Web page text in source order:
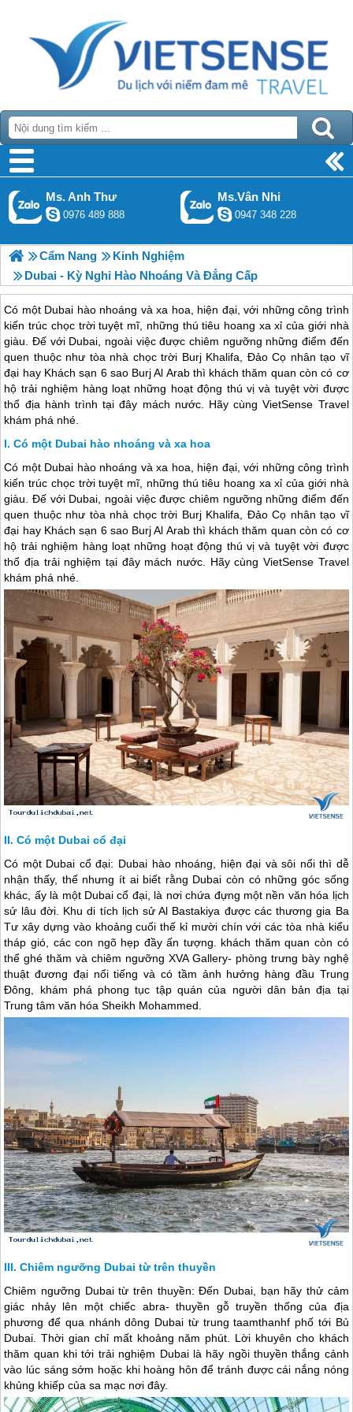
Ms. Anh Thư
0976 489 888
Ms.Vân Nhi
0947 348 228
Cẩm Nang
Kinh Nghiệm
Dubai - Kỳ Nghỉ Hào Nhoáng Và Đẳng Cấp
Có một Dubai hào nhoáng và xa hoa, hiện đại, với những công trình
kiến trúc chọc trời tuyệt mĩ, những thú tiêu hoang xa xỉ của giới nhà
giàu. Đế với Dubai, ngoài việc được chiêm ngưỡng những điểm đến
quen thuộc như tòa nhà chọc trời Burj Khalifa, Đảo Cọ nhân tạo vĩ
đại hay Khách sạn 6 sao Burj Al Arab thì khách thăm quan còn có cơ
hộ trải nghiệm hàng loạt những hoạt động thú vị và tuyệt vời được
thổ địa hành trình tại đây mách nước. Hãy cùng VietSense Travel
khám phá nhé.
Có một Dubai hào nhoáng và xa hoa
Có một Dubai hào nhoáng và xa hoa, hiện đại, với những công trình
kiến trúc chọc trời tuyệt mĩ, những thú tiêu hoang xa xỉ của giới nhà
giàu. Đế với Dubai, ngoài việc được chiêm ngưỡng những điểm đến
quen thuộc như tòa nhà chọc trời Burj Khalifa, Đảo Cọ nhân tạo vĩ
đại hay Khách sạn 6 sao Burj Al Arab thì khách thăm quan còn có cơ
hộ trải nghiệm hàng loạt những hoạt động thú vị và tuyệt vời được
thổ địa trải nghiệm tại đây mách nước. Hãy cùng VietSense Travel
khám phá nhé.
Có một Dubai cổ đại
Có một Dubai cổ đại: Dubai hào nhoáng, hiện đại và sôi nổi thì dễ
nhận thấy, thế nhưng ít ai biết rằng Dubai còn có những góc sống
khác, ấy là một Dubai cổ đại, là nơi chứa đựng một nền văn hóa lịch
sử lâu đời. Khu di tích lịch sử Al Bastakiya được các thương gia Ba
Tư xây dựng vào khoảng cuối thế kỉ mười chín với các tòa nhà kiểu
tháp gió, các con ngõ hẹp đầy ấn tượng. khách thăm quan còn có
thể ghé thăm và chiêm ngưỡng XVA Gallery- phòng trưng bày nghệ
thuật đương đại nổi tiếng và có tầm ảnh hưởng hàng đầu Trung
Đông, khám phá phong tục tập quán của người dân bản địa tại
Trung tâm văn hóa Sheikh Mohammed.
Chiêm ngưỡng Dubai từ trên thuyền
Chiêm ngưỡng Dubaitừ trên thuyền: Đến Dubai, bạn hãy thử cảm
giác nhảy lên một chiếc abra- thuyền gỗ truyền thống của địa
phương để qua nhánh dông Dubai từ trung taamthanhf phố tới Bủ
Dubai . Thời gian chỉ mất khoảng năm phút. Lời khuyên cho khách
thăm quan khi tới trải nghiệm Dubailà hãy ngồi thuyền thắng cảnh
vào lúc sáng sớm hoặc khi hoàng hôn để tránh được cái nắng nóng
khủng khiếp của sa mạc nơi đây.